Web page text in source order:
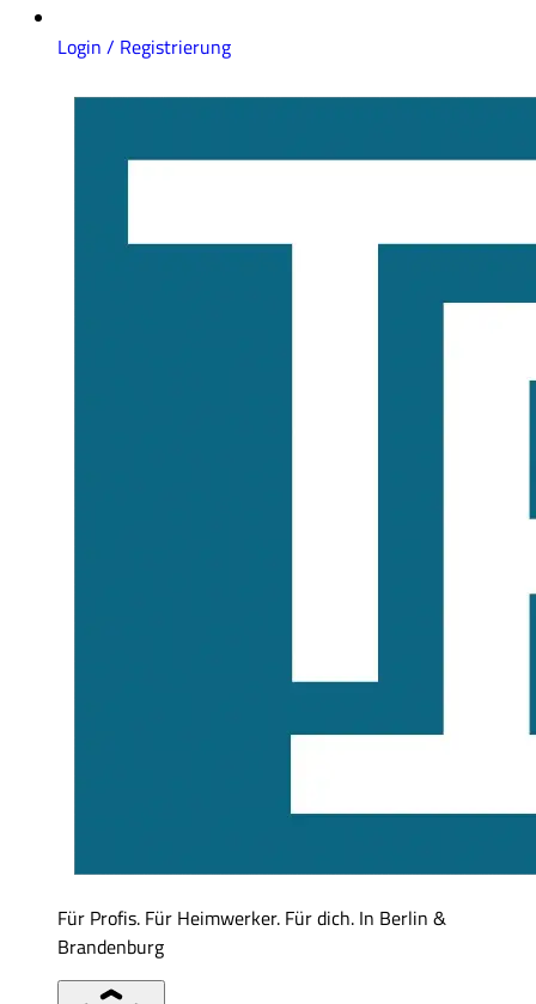
Login / Registrierung
Für Profis. Für Heimwerker. Für dich. In Berlin &
Brandenburg